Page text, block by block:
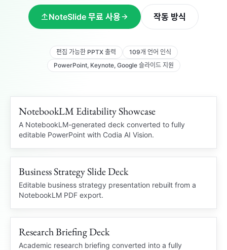
NoteSlide 무료 사용 작동 방식
편집 가능한 PPTX 출력
109개 언어 인식
PowerPoint, Keynote, Google 슬라이드 지원
NOTEBOOKLM PDF
Locked PDF
Editable PowerPoint
NotebookLM Editability Showcase
A NotebookLM-generated deck converted to fully
editable PowerPoint with Codia AI Vision.
STRATEGY DECK
Market insight
Business Strategy Slide Deck
Editable business strategy presentation rebuilt from a
NotebookLM PDF export.
RESEARCH BRIEF
Research Briefing Deck
Academic research briefing converted into a fully